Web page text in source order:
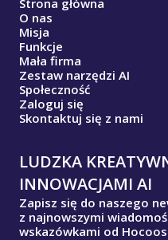
O nas
Misja
Funkcje
Mała firma
Zestaw narzędzi AI
Społeczność
Zaloguj się
Skontaktuj się z nami
LUDZKA
INNOWACJAMI AI
Zapisz się do naszego
z najnowszymi
wskazówkami od